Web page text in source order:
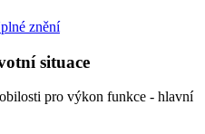
znění
situace
pro výkon funkce - hlavní